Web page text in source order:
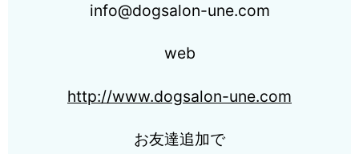
info@dogsalon-une.com
web
http://www.dogsalon-une.com
お友達追加で